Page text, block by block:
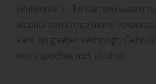
prullenbak in. Tandartsen
alcohol een droge mond
kans op gaatjes verhoogt.
mondspoeling met alcohol.